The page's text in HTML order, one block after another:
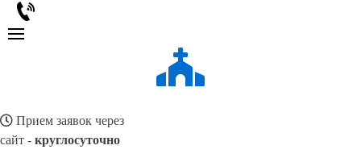
Прием заявок через
сайт - круглосуточно